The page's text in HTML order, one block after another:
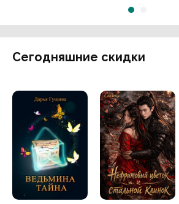
Сегодняшние скидки